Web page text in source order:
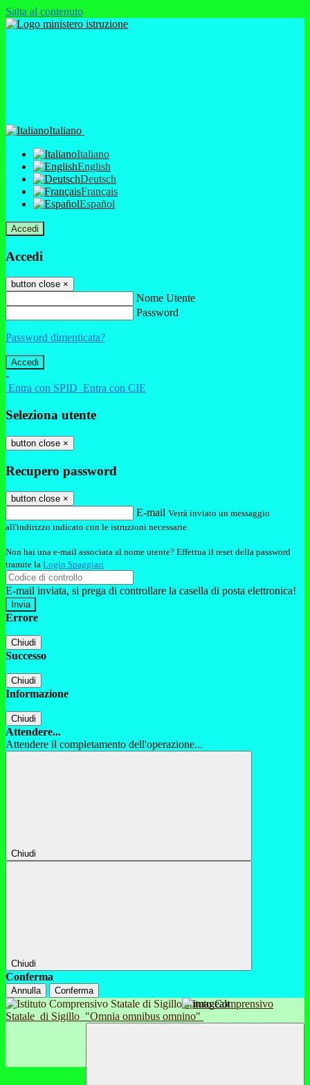
Salta al contenuto
Italiano
Italiano
English
Deutsch
Français
Español
Accedi
Accedi
button close ×
Nome Utente
Password
Password dimenticata?
-
Entra con SPID Entra con CIE
Seleziona utente
button close ×
Recupero password
button close ×
E-mail Verrà inviato un messaggio
all'indirizzo indicato con le istruzioni necessarie.
Non hai una e-mail associata al nome utente? Effettua il reset della password
tramite la Login Spaggiari
E-mail inviata, si prega di controllare la casella di posta elettronica!
Errore
Chiudi
Successo
Chiudi
Informazione
Chiudi
Attendere...
Attendere il completamento dell'operazione...
Chiudi
Chiudi
Conferma
Annulla Conferma
Istituto Comprensivo
Statale di Sigillo "Omnia omnibus omnino"